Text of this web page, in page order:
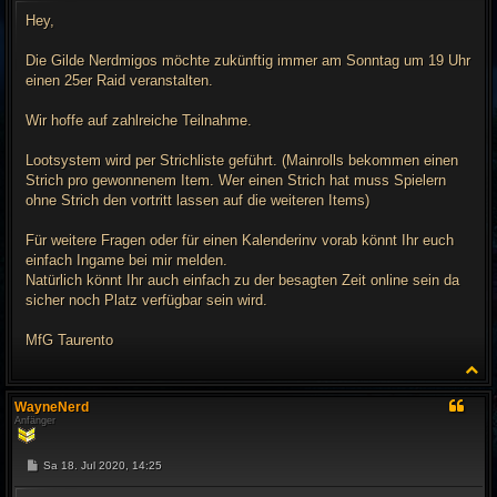
t
g
Hey,
Die Gilde Nerdmigos möchte zukünftig immer am Sonntag um 19 Uhr
einen 25er Raid veranstalten.
Wir hoffe auf zahlreiche Teilnahme.
Lootsystem wird per Strichliste geführt. (Mainrolls bekommen einen
Strich pro gewonnenem Item. Wer einen Strich hat muss Spielern
ohne Strich den vortritt lassen auf die weiteren Items)
Für weitere Fragen oder für einen Kalenderinv vorab könnt Ihr euch
einfach Ingame bei mir melden.
Natürlich könnt Ihr auch einfach zu der besagten Zeit online sein da
sicher noch Platz verfügbar sein wird.
MfG Taurento
a
c
WayneNerd
Anfänger
B
i
Sa 18. Jul 2020, 14:25